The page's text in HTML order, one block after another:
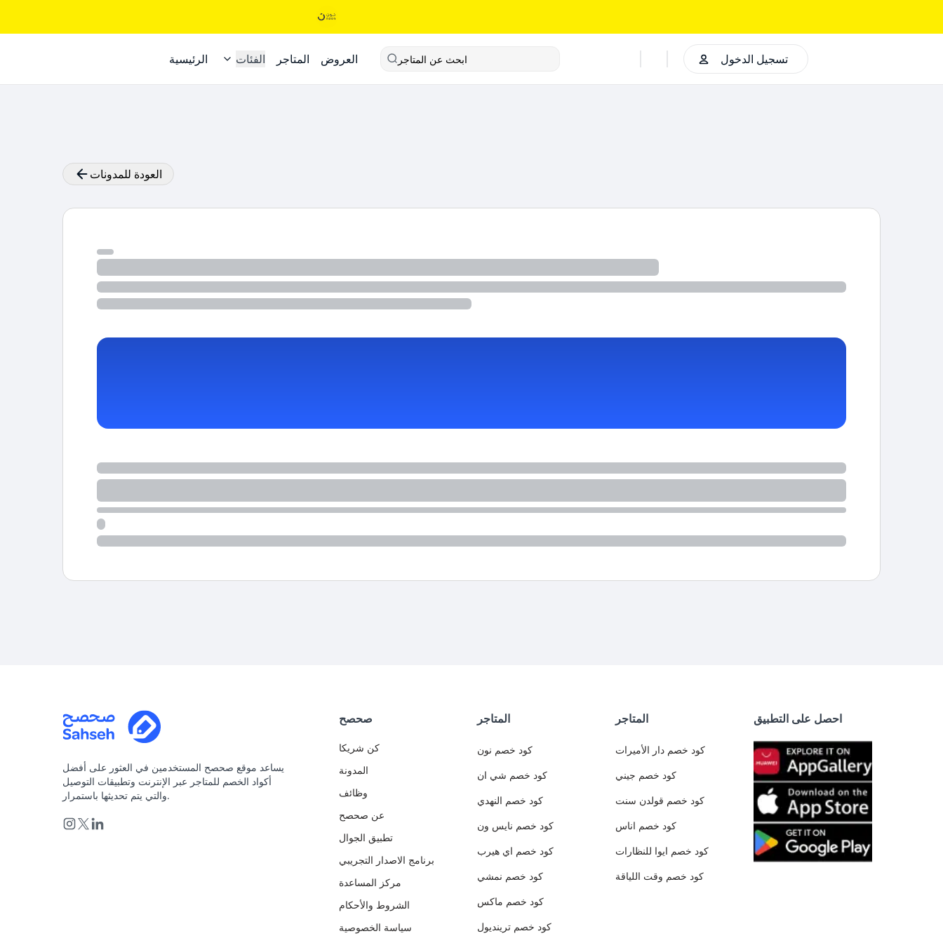
الرئيسية الفئات المتاجر العروض ابحث عن المتاجر تسجيل الدخول
العودة للمدونات
يساعد موقع صحصح المستخدمين في العثور على أفضل
أكواد الخصم للمتاجر عبر الإنترنت وتطبيقات التوصيل
والتي يتم تحديثها باستمرار.
صحصح
كن شريكا
المدونة
وظائف
عن صحصح
تطبيق الجوال
برنامج الاصدار التجريبي
مركز المساعدة
الشروط والأحكام
سياسة الخصوصية
المتاجر
كود خصم نون
كود خصم شي ان
كود خصم النهدي
كود خصم نايس ون
كود خصم اي هيرب
كود خصم نمشي
كود خصم ماكس
كود خصم ترينديول
المتاجر
كود خصم دار الأميرات
كود خصم جيني
كود خصم قولدن سنت
كود خصم اناس
كود خصم ايوا للنظارات
كود خصم وقت اللياقة
احصل على التطبيق